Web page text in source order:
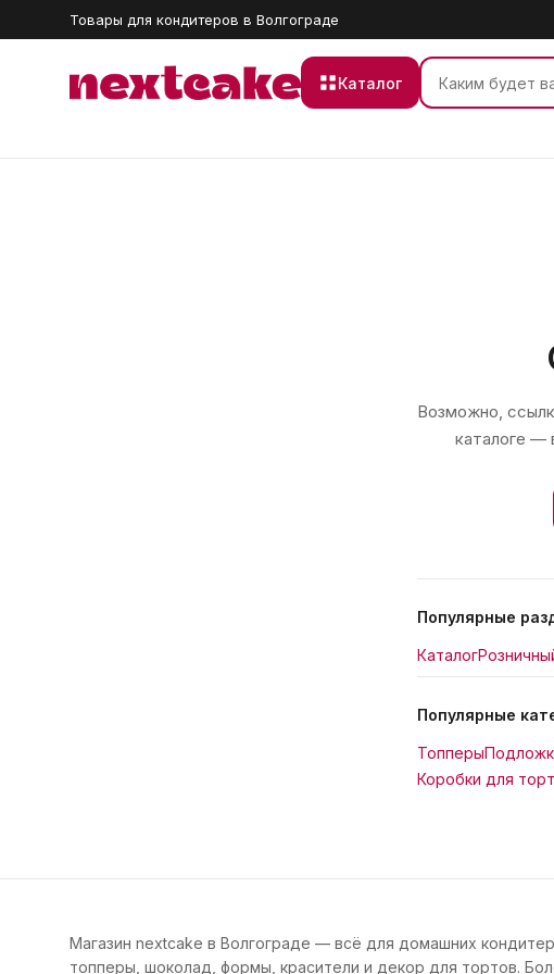
Товары для кондитеров в Волгограде
Каталог
Возможно,
каталоге —
Популярные
Каталог
Популярные
Топперы
Коробки для
Магазин nextcake в Волгограде — всё для домашних
топперы, шоколад, формы, красители и декор для тортов.